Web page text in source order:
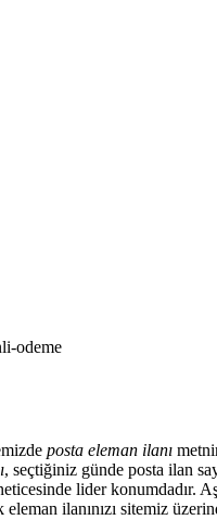
posta eleman ilanı
, seçtiğiniz günde posta ilan
lider konumdadır.
ilanınızı sitemiz